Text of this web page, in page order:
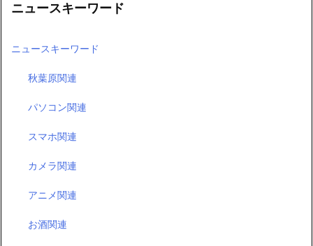
ニュースキーワード
ニュースキーワード
秋葉原関連
パソコン関連
スマホ関連
カメラ関連
アニメ関連
お酒関連